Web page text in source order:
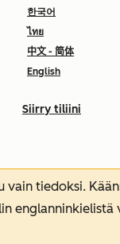
한국어
ไทย
中文 - 简体
English
Siirry tiliini
tiedoksi.